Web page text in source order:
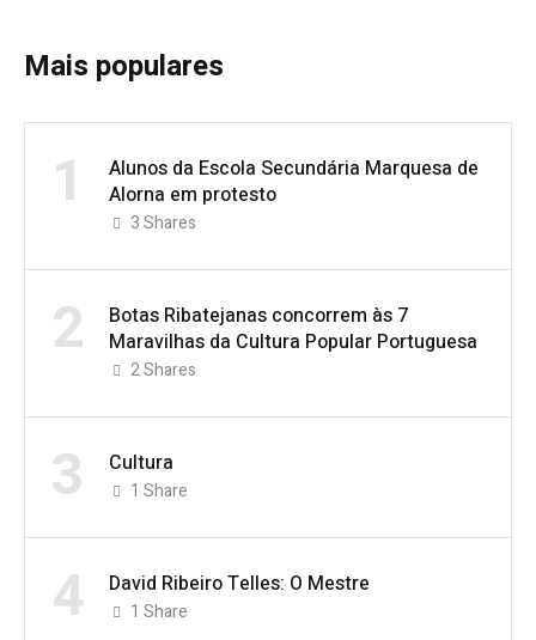
Mais populares
1
Alunos da Escola Secundária Marquesa de
Alorna em protesto
3Shares
2
Botas Ribatejanas concorrem às 7
Maravilhas da Cultura Popular Portuguesa
2Shares
3 Cultura
1 Share
4 David Ribeiro Telles: O Mestre
1 Share